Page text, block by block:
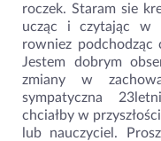
roczek. Staram sie
ucząc i czytając w
rowniez
Jestem dobrym
zmiany w
sympatyczna
chciałby w
lub nauczyciel.